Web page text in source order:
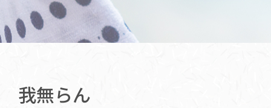
我無らん